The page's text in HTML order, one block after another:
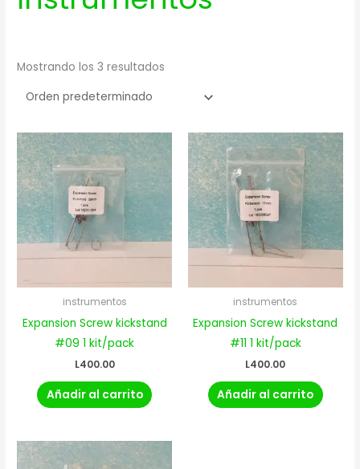
Mostrando los 3 resultados
instrumentos
Expansion Screw kickstand
#09 1 kit/pack
L400.00
Añadir al carrito
instrumentos
Expansion Screw kickstand
#11 1 kit/pack
L400.00
Añadir al carrito